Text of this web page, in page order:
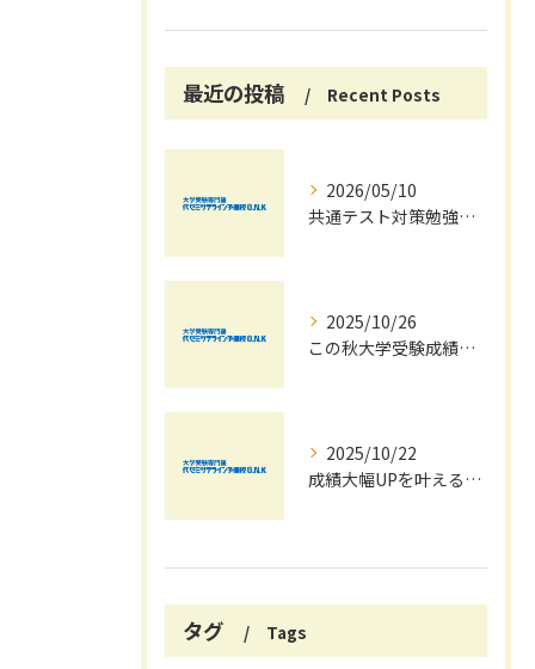
最近の投稿 Recent Posts
2026/05/10
共通テスト対策勉強は早めに始めましょう！
2025/10/26
この秋大学受験成績大幅UPの秘訣
2025/10/22
成績大幅UPを叶える秋の効率学習法
タグ Tags